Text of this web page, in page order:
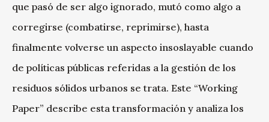
que pasó de ser algo ignorado, mutó como algo a
corregirse (combatirse, reprimirse), hasta
finalmente volverse un aspecto insoslayable cuando
de políticas públicas referidas a la gestión de los
residuos sólidos urbanos se trata. Este “Working
Paper” describe esta transformación y analiza los